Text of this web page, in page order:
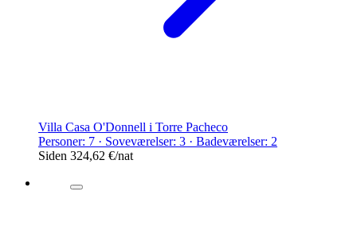
Villa Casa O'Donnell i Torre Pacheco
Personer: 7 · Soveværelser: 3 · Badeværelser: 2
Siden 324,62 €/nat